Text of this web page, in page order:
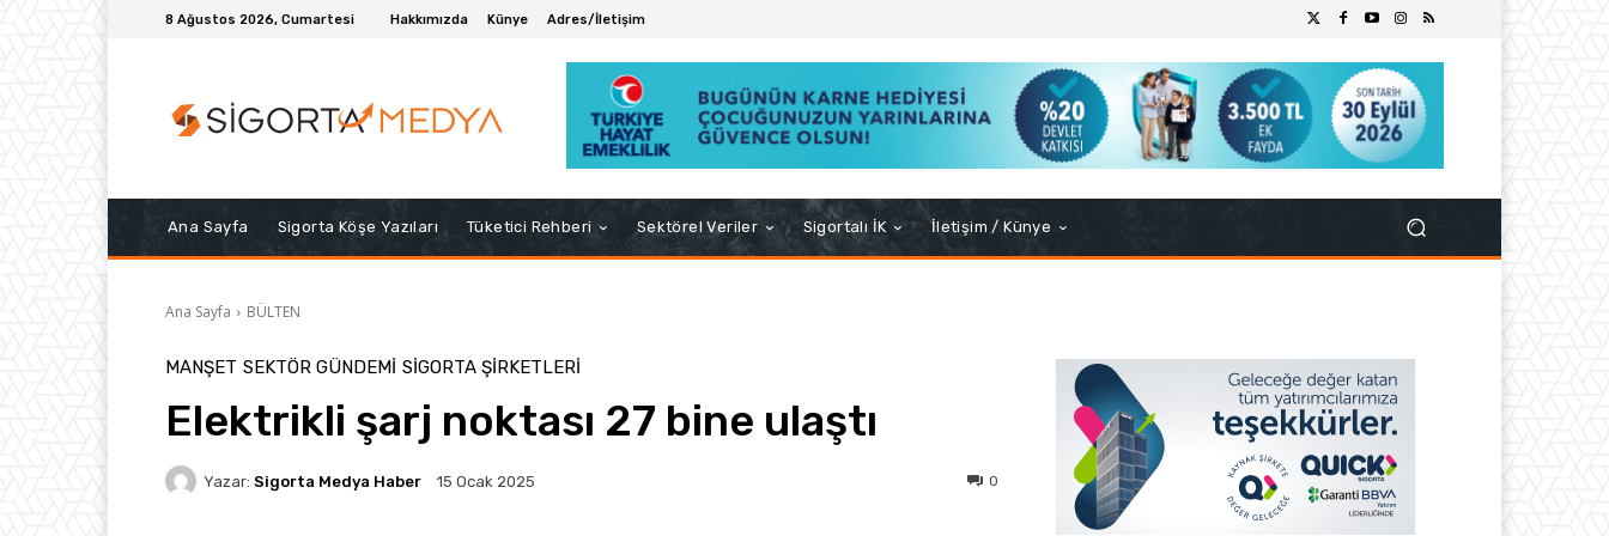
8 Ağustos 2026, Cumartesi Hakkımızda Künye Adres/İletişim
Ana Sayfa Sigorta Köşe Yazıları Tüketici Rehberi Sektörel Veriler Sigortalı İK İletişim / Künye
Ana Sayfa BÜLTEN
MANŞET SEKTÖR GÜNDEMİ SIGORTA ŞIRKETLERI
Elektrikli şarj noktası 27 bine ulaştı
Yazar: Sigorta Medya Haber 15 Ocak 2025 0